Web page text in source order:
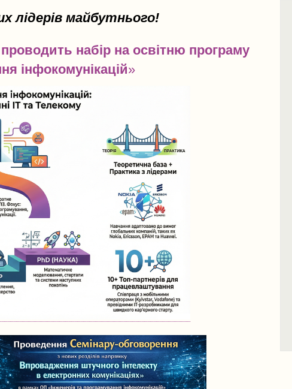
лідерів майбутнього!
набір на освітню програму
інфокомунікацій»